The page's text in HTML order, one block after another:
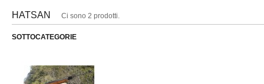
HATSAN Ci sono 2 prodotti.
SOTTOCATEGORIE